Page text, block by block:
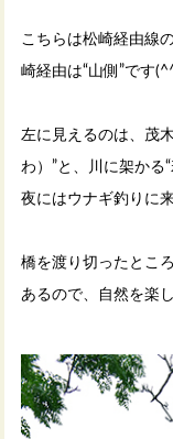
こちらは松崎経由線
崎経由は“山側”です
左に見えるのは、茂
わ）”と、川に架かる
夜にはウナギ釣りに
橋を渡り切ったとこ
あるので、自然を楽